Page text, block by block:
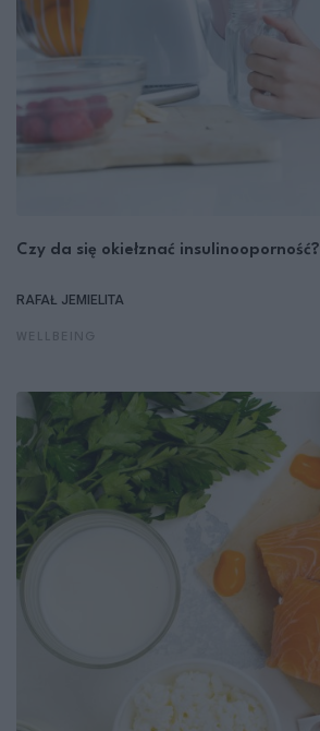
Czy da się okiełznać insulinooporność?
RAFAŁ JEMIELITA